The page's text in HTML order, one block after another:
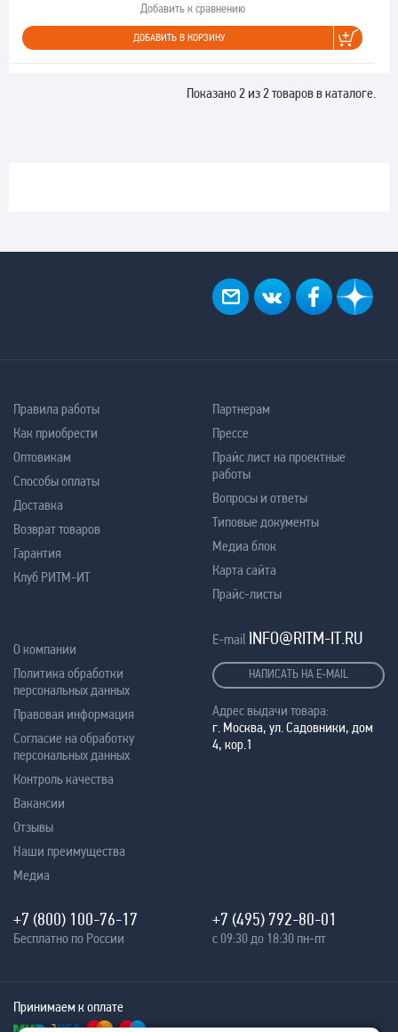
Добавить к сравнению
ДОБАВИТЬ В КОРЗИНУ
Показано 2 из 2 товаров в каталоге.
Правила работы
Как приобрести
Оптовикам
Способы оплаты
Доставка
Возврат товаров
Гарантия
Клуб РИТМ-ИТ
Партнерам
Прессе
Прайс лист на проектные
работы
Вопросы и ответы
Типовые документы
Медиа блок
Карта сайта
Прайс-листы
О компании
Политика обработки
персональных данных
Правовая информация
Согласие на обработку
персональных данных
Контроль качества
Вакансии
Отзывы
Наши преимущества
Медиа
E-mail INFO@RITM-IT.RU
НАПИСАТЬ НА E-MAIL
Адрес выдачи товара:
г. Москва, ул. Садовники, дом
4, кор.1
+7 (800) 100-76-17
Бесплатно по России
+7 (495) 792-80-01
с 09:30 до 18:30 пн-пт
Принимаем к оплате